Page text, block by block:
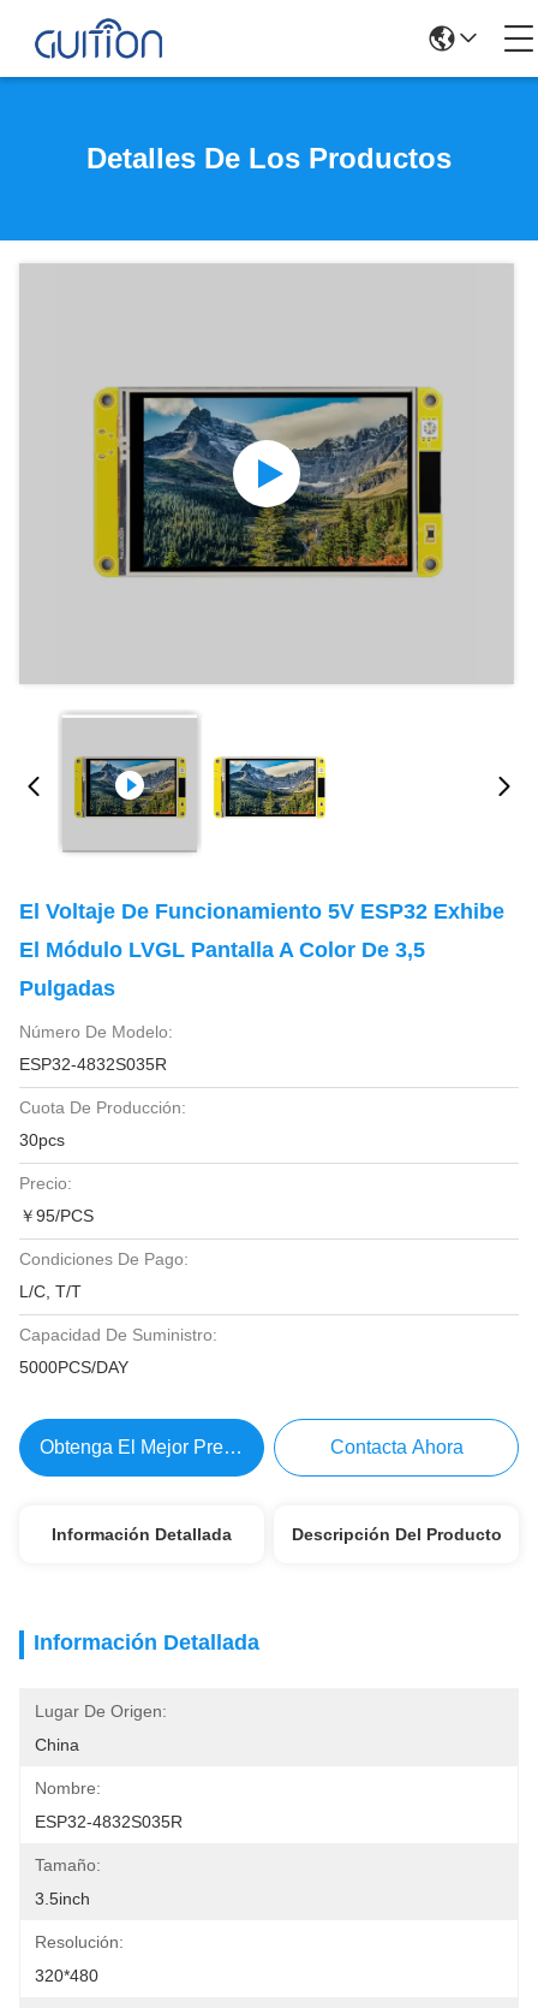
Detalles De Los Productos
El Voltaje De Funcionamiento 5V ESP32 Exhibe
El Módulo LVGL Pantalla A Color De 3,5
Pulgadas
Número De Modelo:
ESP32-4832S035R
Cuota De Producción:
30pcs
Precio:
￥95/PCS
Condiciones De Pago:
L/C, T/T
Capacidad De Suministro:
5000PCS/DAY
Obtenga El Mejor Precio Contacta Ahora
Información Detallada Descripción Del Producto
Información Detallada
Lugar De Origen:
China
Nombre:
ESP32-4832S035R
Tamaño:
3.5inch
Resolución:
320*480